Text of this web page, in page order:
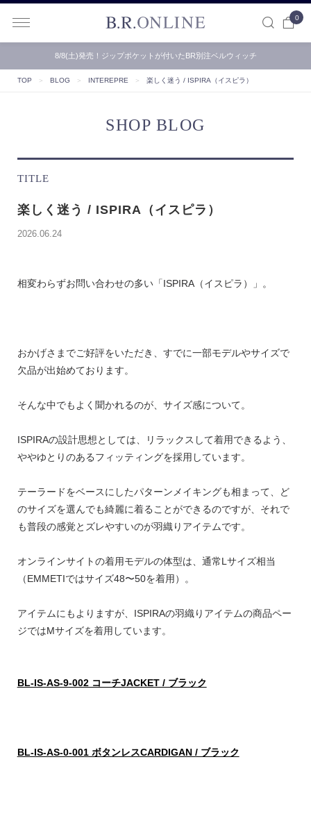
0
8/8(土)発売！ジップポケットが付いたBR別注ベルウィッチ
TOP ＞ BLOG ＞ INTEREPRE ＞ 楽しく迷う / ISPIRA（イスピラ）
SHOP BLOG
TITLE
楽しく迷う / ISPIRA（イスピラ）
2026.06.24
相変わらずお問い合わせの多い「ISPIRA（イスピラ）」。
おかげさまでご好評をいただき、すでに一部モデルやサイズで
欠品が出始めております。
そんな中でもよく聞かれるのが、サイズ感について。
ISPIRAの設計思想としては、リラックスして着用できるよう、
ややゆとりのあるフィッティングを採用しています。
テーラードをベースにしたパターンメイキングも相まって、ど
のサイズを選んでも綺麗に着ることができるのですが、それで
も普段の感覚とズレやすいのが羽織りアイテムです。
オンラインサイトの着用モデルの体型は、通常Lサイズ相当
（EMMETIではサイズ48〜50を着用）。
アイテムにもよりますが、ISPIRAの羽織りアイテムの商品ペー
ジではMサイズを着用しています。
BL-IS-AS-9-002 コーチJACKET / ブラック
BL-IS-AS-0-001 ボタンレスCARDIGAN / ブラック